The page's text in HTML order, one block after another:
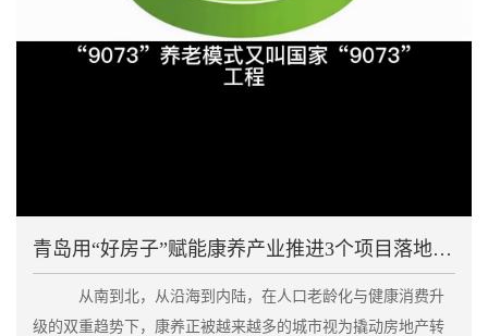
青岛用“好房子”赋能康养产业推进3个项目落地建设
从南到北，从沿海到内陆，在人口老龄化与健康消费升
级的双重趋势下，康养正被越来越多的城市视为撬动房地产转